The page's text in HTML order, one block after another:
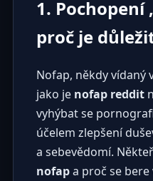
1. Pochopení
proč je
Nofap, někdy vídaný
jako je nofap reddit
vyhýbat se
účelem zlepšení
a sebevědomí.
nofapa proč se bere